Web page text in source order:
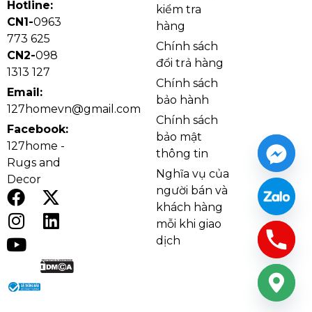
sự ấm cúng.
Kích thước Đèn Thả Thiết Kế TTK301
Thiết kế có dây giật (tay kéo) giúp thao tác bật/tắt
tiện lợi trong một số không gian, đồng thời tạo thêm
nét trang trí tinh tế. Chuẩn bóng E14 giúp bạn dễ
chọn loại bóng theo nhu cầu: ưu tiên ánh sáng vàng
Hotline:
CN1-0963
773 625
CN2-098
1313 127
Email:
127homevn@gmail.com
Facebook:
127home -
Rugs and
Decor
kiểm tra
hàng
Chính sách
đổi trả hàng
Chính sách
bảo hành
Chính sách
bảo mật
thông tin
Nghĩa vụ của
người bán và
khách hàng
mỗi khi giao
dịch